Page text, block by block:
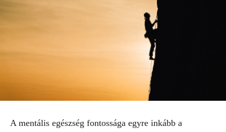
A mentális egészség fontossága egyre inkább a